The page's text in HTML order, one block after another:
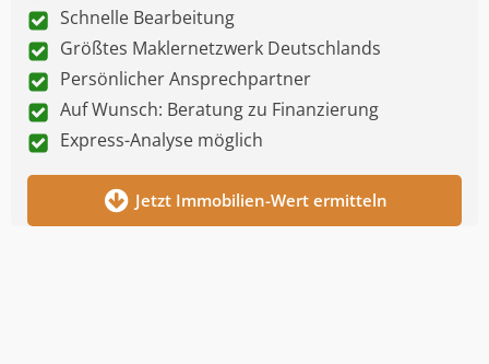
Schnelle Bearbeitung
Größtes Maklernetzwerk Deutschlands
Persönlicher Ansprechpartner
Auf Wunsch: Beratung zu Finanzierung
Express-Analyse möglich
Jetzt Immobilien-Wert ermitteln